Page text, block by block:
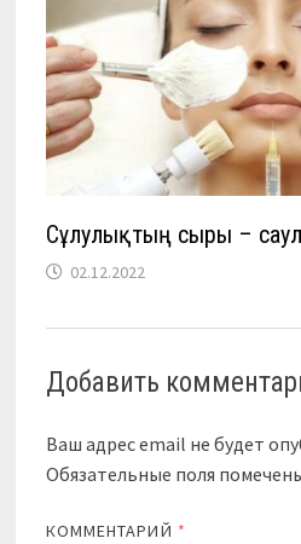
Сұлулықтың сыры –
02.12.2022
Добавить
Ваш адрес email не будет
Обязательные поля
КОММЕНТАРИЙ *